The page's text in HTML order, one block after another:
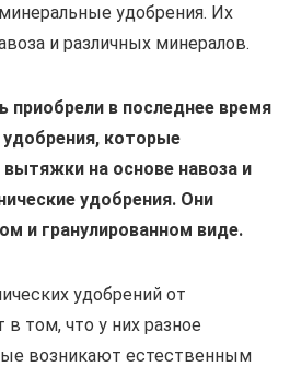
удобрения. Их
и различных минералов.
приобрели в последнее время
которые
на основе навоза и
удобрения. Они
и гранулированном виде.
удобрений от
том, что у них разное
возникают естественным